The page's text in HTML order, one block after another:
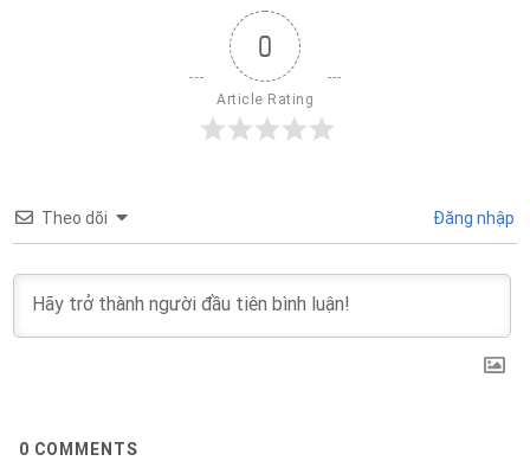
0
Article Rating
Theo dõi Đăng nhập
0 COMMENTS